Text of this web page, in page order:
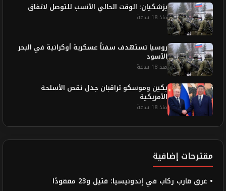
بزشكيان: الوقت الحالي الأنسب للتوصل لاتفاق
منذ 18 ساعة
روسيا تستهدف سفناً عسكرية أوكرانية في البحر
الأسود
منذ 18 ساعة
بكين وموسكو تراقبان جدل نقص الأسلحة
الأمريكية
منذ 18 ساعة
مقترحات إضافية
• غرق قارب ركاب في إندونيسيا: قتيل و23 مفقودًا